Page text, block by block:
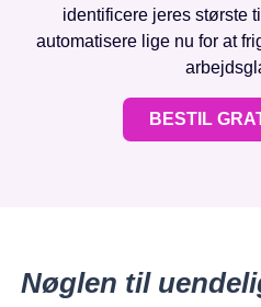
identificere jeres største
automatisere lige nu for at
BESTIL
Nøglen til